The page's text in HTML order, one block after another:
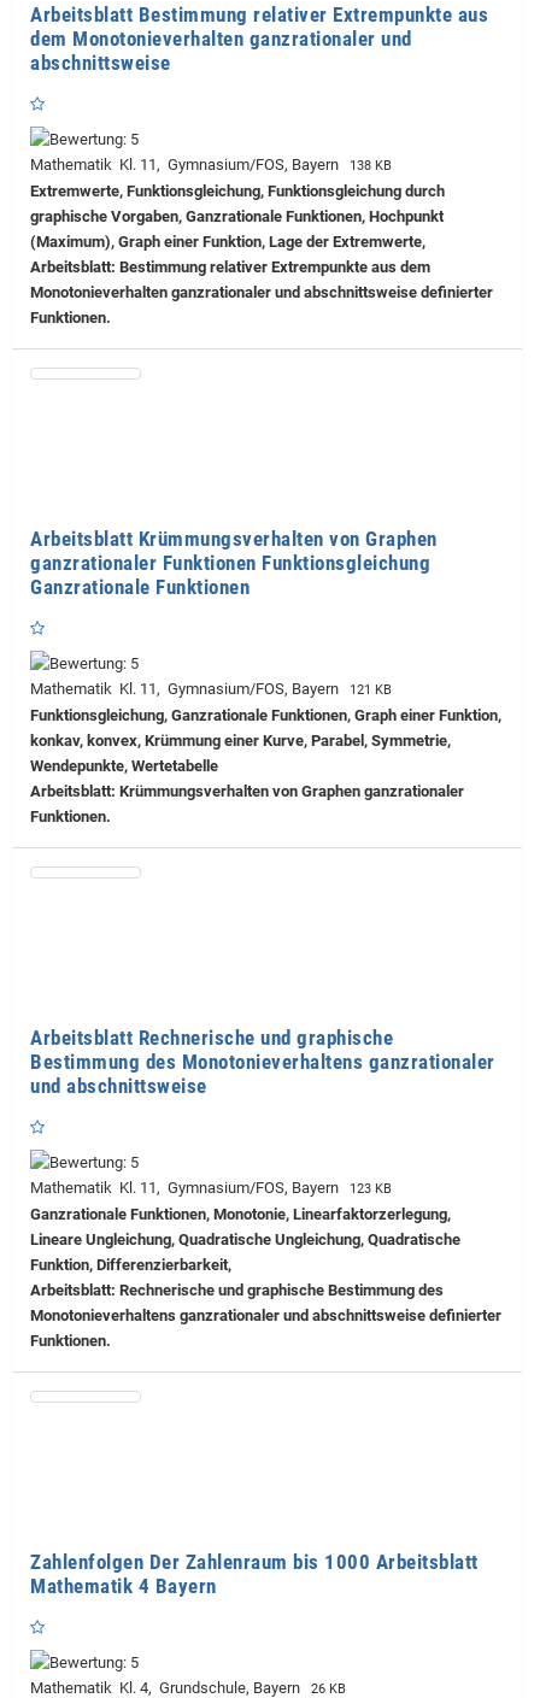
Arbeitsblatt Bestimmung relativer Extrempunkte aus
dem Monotonieverhalten ganzrationaler und
abschnittsweise
Mathematik Kl. 11, Gymnasium/FOS, Bayern 138 KB
Extremwerte, Funktionsgleichung, Funktionsgleichung durch
graphische Vorgaben, Ganzrationale Funktionen, Hochpunkt
(Maximum), Graph einer Funktion, Lage der Extremwerte,
Arbeitsblatt: Bestimmung relativer Extrempunkte aus dem
Monotonieverhalten ganzrationaler und abschnittsweise definierter
Funktionen.
Arbeitsblatt Krümmungsverhalten von Graphen
ganzrationaler Funktionen Funktionsgleichung
Ganzrationale Funktionen
Mathematik Kl. 11, Gymnasium/FOS, Bayern 121 KB
Funktionsgleichung, Ganzrationale Funktionen, Graph einer Funktion,
konkav, konvex, Krümmung einer Kurve, Parabel, Symmetrie,
Wendepunkte, Wertetabelle
Arbeitsblatt: Krümmungsverhalten von Graphen ganzrationaler
Funktionen.
Arbeitsblatt Rechnerische und graphische
Bestimmung des Monotonieverhaltens ganzrationaler
und abschnittsweise
Mathematik Kl. 11, Gymnasium/FOS, Bayern 123 KB
Ganzrationale Funktionen, Monotonie, Linearfaktorzerlegung,
Lineare Ungleichung, Quadratische Ungleichung, Quadratische
Funktion, Differenzierbarkeit,
Arbeitsblatt: Rechnerische und graphische Bestimmung des
Monotonieverhaltens ganzrationaler und abschnittsweise definierter
Funktionen.
Zahlenfolgen Der Zahlenraum bis 1000 Arbeitsblatt
Mathematik 4 Bayern
Mathematik Kl. 4, Grundschule, Bayern 26 KB